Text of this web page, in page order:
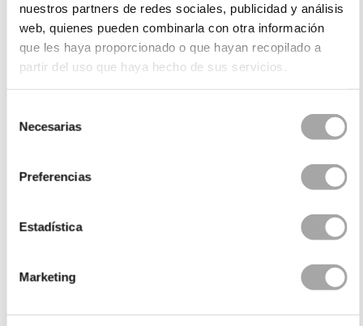
nuestros partners de redes sociales, publicidad y análisis
web, quienes pueden combinarla con otra información
que les haya proporcionado o que hayan recopilado a
partir del uso que haya hecho de sus servicios.
Necesarias
Preferencias
Estadística
Marketing
HAI BISOGNO DI AIUTO?